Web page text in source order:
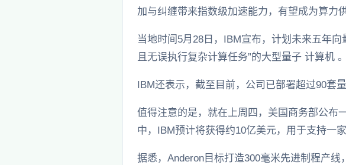
加与纠缠带来指数级加速能力，有望成为算力
当地时间5月28日，IBM宣布，计划未来五年
且无误执行复杂计算任务”的大型量子 计算机 。
IBM还表示，截至目前，公司已部署超过90套
值得注意的是，就在上周四，美国商务部公
中，IBM预计将获得约10亿美元，用于支持一
据悉，Anderon目标打造300毫米先进制程产